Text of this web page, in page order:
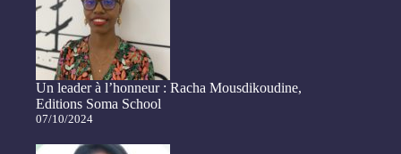
Un leader à l’honneur : Racha Mousdikoudine,
Editions Soma School
07/10/2024